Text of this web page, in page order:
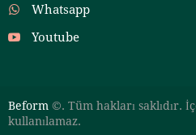
Whatsapp
Youtube
Beform ©. Tüm hakları saklıdır.
kullanılamaz.